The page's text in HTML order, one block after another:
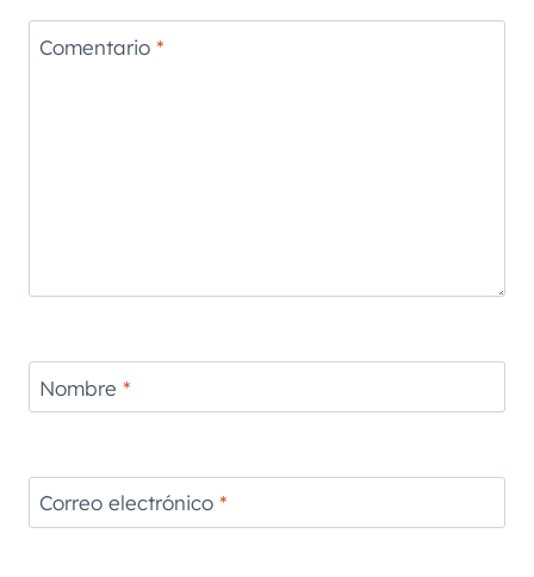
Comentario *
Nombre *
Correo electrónico *